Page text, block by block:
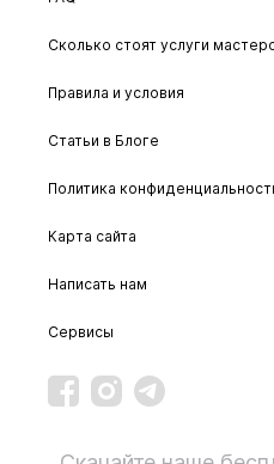
Сколько стоят услуги
Правила и условия
Статьи в Блоге
Политика
Карта сайта
Написать нам
Сервисы